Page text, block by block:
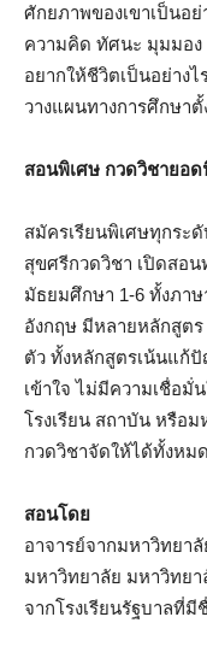
ศักยภาพของเขาเป็นอย่
ความคิด ทัศนะ มุมมอง
อยากให้ชีวิตเป็นอย่าง
วางแผนทางการศึกษา
สอนพิเศษ กวดวิชายอ
สมัครเรียนพิเศษทุกระ
สุขศรีกวดวิชา เปิดสอ
มัธยมศึกษา 1-6 ทั้งภา
อังกฤษ มีหลายหลักสูต
ตัว ทั้งหลักสูตรเน้นแก้ปั
เข้าใจ ไม่มีความเชื่อมั่
โรงเรียน สถาบัน หรือ
กวดวิชาจัดให้ได้ทั้งหมด
สอนโดย
อาจารย์จากมหาวิทยา
มหาวิทยาลัย มหาวิทย
จากโรงเรียนรัฐบาลที่มี